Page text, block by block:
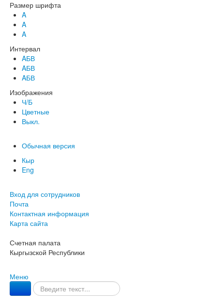
Размер шрифта
A
A
A
Интервал
AБВ
AБВ
AБВ
Изображения
Ч/Б
Цветные
Выкл.
Обычная версия
Кыр
Eng
Вход для сотрудников
Почта
Контактная информация
Карта сайта
Счетная палата
Кыргызской Республики
Меню